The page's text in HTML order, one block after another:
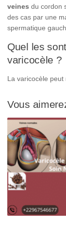
veines du cordon
des cas par une
spermatique
Quel les
varicocèle ?
La varicocèle peut
Vous